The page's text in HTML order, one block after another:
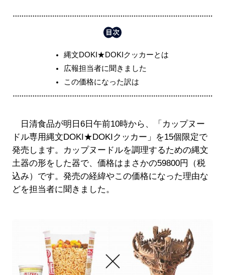
縄文DOKI★DOKIクッカーとは
広報担当者に聞きました
この価格になった訳は
日清食品が明日6日午前10時から、「カップヌー
ドル専用縄文DOKI★DOKIクッカー」を15個限定で
発売します。カップヌードルを調理するための縄文
土器の形をした器で、価格はまさかの59800円（税
込み）です。発売の経緯やこの価格になった理由な
どを担当者に聞きました。